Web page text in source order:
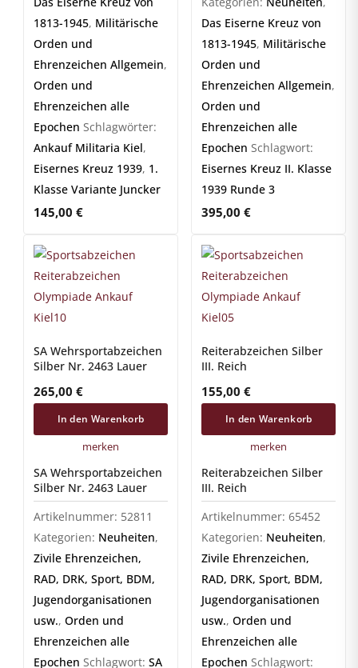
1813-1945, Militärische
Orden und
Ehrenzeichen Allgemein,
Orden und
Ehrenzeichen alle
Epochen Schlagwörter:
Ankauf Militaria Kiel,
Eisernes Kreuz 1939, 1.
Klasse Variante Juncker
145,00 €
Das Eiserne Kreuz von
1813-1945, Militärische
Orden und
Ehrenzeichen Allgemein,
Orden und
Ehrenzeichen alle
Epochen Schlagwort:
Eisernes Kreuz II. Klasse
1939 Runde 3
395,00€
SA Wehrsportabzeichen
Silber Nr. 2463 Lauer
265,00 €
In den Warenkorb
merken
SA Wehrsportabzeichen
Silber Nr. 2463 Lauer
Artikelnummer: 52811
Kategorien: Neuheiten,
Zivile Ehrenzeichen,
RAD, DRK, Sport, BDM,
Jugendorganisationen
usw., Orden und
Ehrenzeichen alle
Epochen Schlagwort: SA
Reiterabzeichen Silber
III. Reich
155,00€
In den Warenkorb
merken
Reiterabzeichen Silber
III. Reich
Artikelnummer:65452
Kategorien: Neuheiten,
Zivile Ehrenzeichen,
RAD, DRK, Sport, BDM,
Jugendorganisationen
usw.,Orden und
Ehrenzeichen alle
Epochen Schlagwort: